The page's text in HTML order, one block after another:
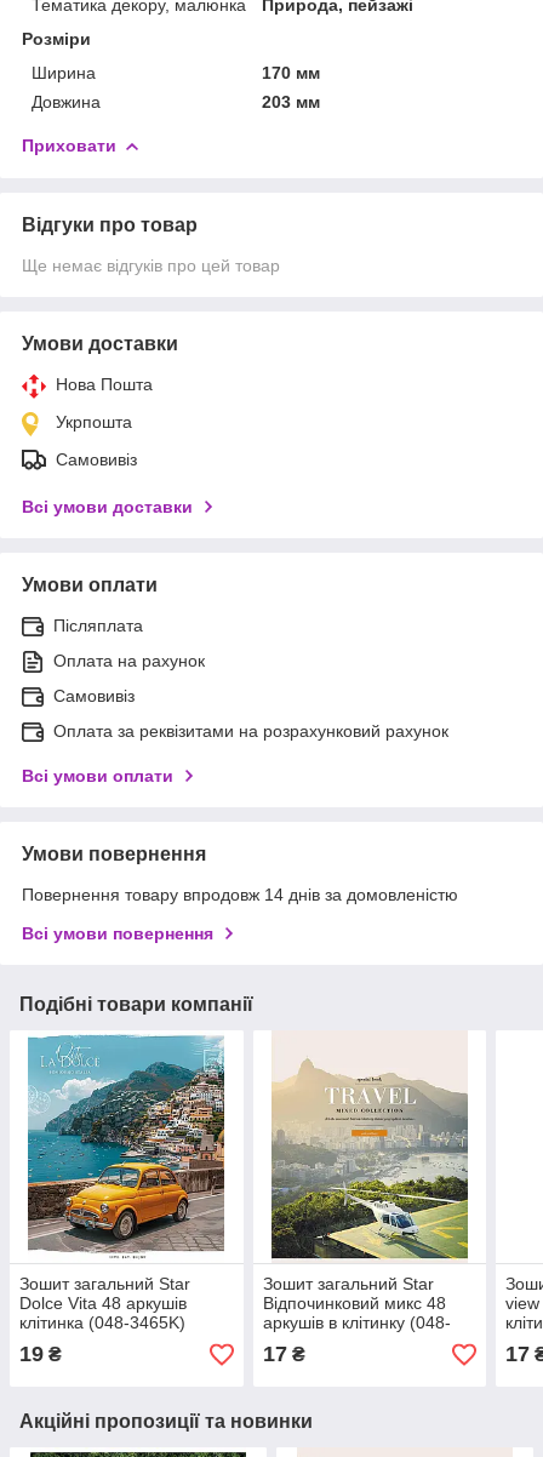
Тематика декору, малюнка
Природа, пейзажі
Розміри
Ширина
170 мм
Довжина
203 мм
Приховати
Відгуки про товар
Ще немає відгуків про цей товар
Умови доставки
Нова Пошта
Укрпошта
Самовивіз
Всі умови доставки
Умови оплати
Післяплата
Оплата на рахунок
Самовивіз
Оплата за реквізитами на розрахунковий рахунок
Всі умови оплати
Умови повернення
Повернення товару впродовж 14 днів за домовленістю
Всі умови повернення
Подібні товари компанії
Зошит загальний Star
Dolce Vita 48 аркушів
клітинка (048-3465K)
19 ₴
Зошит загальний Star
Відпочинковий микс 48
аркушів в клітинку (048-
3693K)
17₴
view
17
Акційні пропозиції та новинки